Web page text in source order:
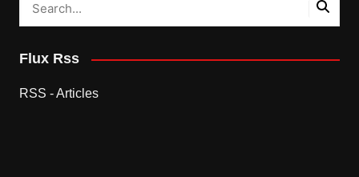
Flux Rss
RSS - Articles